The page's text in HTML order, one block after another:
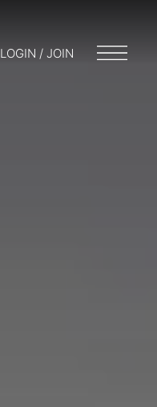
LOGIN / JOIN